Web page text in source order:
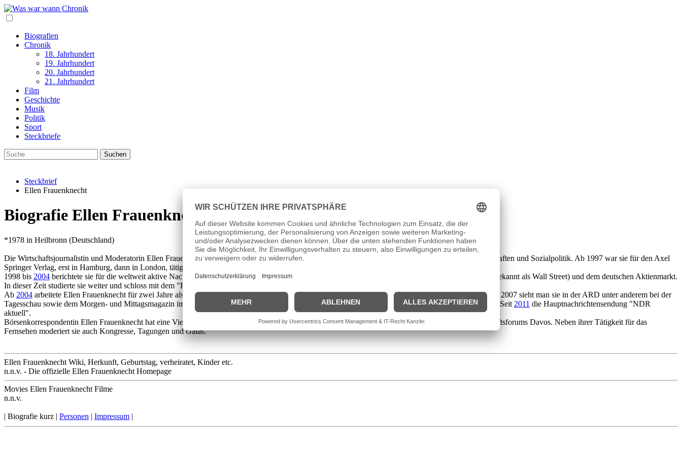
Biografien
Chronik
18. Jahrhundert
19. Jahrhundert
20. Jahrhundert
21. Jahrhundert
Film
Geschichte
Musik
Politik
Sport
Steckbriefe
Steckbrief
Ellen Frauenknecht
Biografie Ellen Frauenknecht Lebenslauf
*1978 in Heilbronn (Deutschland)
Die Wirtschaftsjournalistin und Moderatorin Ellen Frauenknecht studierte in England an der University of London, Birkbeck College Wirtschaftswissenschaften und Sozialpolitik. Ab 1997 war sie für den Axel
Springer Verlag, erst in Hamburg, dann in London, tätig.
1998 bis 2004 berichtete sie für die weltweit aktive Nachrichtensendergruppe Bloomberg TV von der Wertpapierbörse New York Stock Exchange (auch bekannt als Wall Street) und dem deutschen Aktienmarkt.
In dieser Zeit studierte sie weiter und schloss mit dem "First Class Honours Bachelor of Science" ab.
Ab 2004 arbeitete Ellen Frauenknecht für zwei Jahre als EZB-Chefkorrespondentin für den Wirtschafts- und Finanznachrichtensender CNBC Europe. Seit 2007 sieht man sie in der ARD unter anderem bei der
Tagesschau sowie dem Morgen- und Mittagsmagazin im Ersten. Im wöchentlichen Wechsel mit dem Journalisten Thomas Kausch moderiert Frauenknecht Seit 2011 die Hauptnachrichtensendung "NDR
aktuell".
Börsenkorrespondentin Ellen Frauenknecht hat eine Vielzahl von Größen aus
Politik und Wirtschaftinterviewt und war Korrespondentin des Weltwirtschaftsforums Davos. Neben ihrer Tätigkeit für das
Fernsehen moderiert sie auch Kongresse, Tagungen und Galas.
Ellen Frauenknecht Wiki, Herkunft, Geburtstag, verheiratet, Kinder etc.
n.n.v. - Die offizielle Ellen Frauenknecht Homepage
Movies Ellen Frauenknecht Filme
n.n.v.
| Biografie kurz | Personen | Impressum |